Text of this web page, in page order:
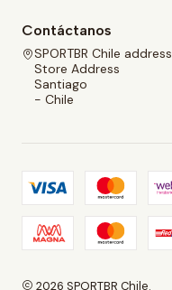
Contáctanos
SPORTBR Chile address
Store Address
Santiago
- Chile
2026 SPORTBR Chile.